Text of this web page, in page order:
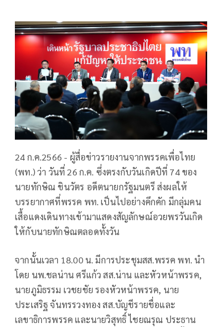
24 ก.ค.2566 - ผู้สื่อข่าวรายงานจากพรรคเพื่อไทย
(พท.) ว่า วันที่ 26 ก.ค. ซึ่งตรงกับวันเกิดปีที่ 74 ของ
นายทักษิณ ชินวัตร อดีตนายกรัฐมนตรี ส่งผลให้
บรรยากาศที่พรรค พท. เป็นไปอย่างคึกคัก มีกลุ่มคน
เสื้อแดงเดินทางเข้ามาแสดงสัญลักษณ์อวยพรวันเกิด
ให้กับนายทักษิณตลอดทั้งวัน
จากนั้นเวลา 18.00 น. มีการประชุมสส.พรรค พท. นำ
โดย นพ.ชลน่าน ศรีแก้ว สส.น่าน และหัวหน้าพรรค,
นายภูมิธรรม เวชยชัย รองหัวหน้าพรรค, นาย
ประเสริฐ จันทรรวงทอง สส.บัญชีรายชื่อและ
เลขาธิการพรรค และนายวิสุทธิ์ ไชยณรุณ ประธาน